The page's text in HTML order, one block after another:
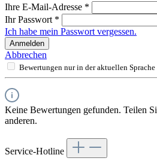
Ihre E-Mail-Adresse *
Ihr Passwort *
Ich habe mein Passwort vergessen.
Anmelden
Abbrechen
Bewertungen nur in der aktuellen Sprache
Keine Bewertungen gefunden. Teilen
anderen.
Service-Hotline